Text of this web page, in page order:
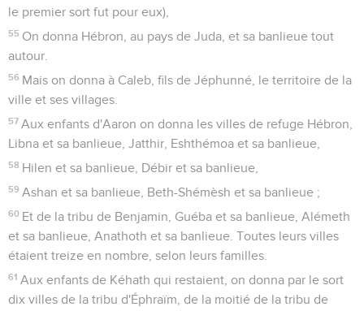
le premier sort fut pour eux),
55 On donna Hébron, au pays de Juda, et sa banlieue tout
autour.
56 Mais on donna à Caleb, fils de Jéphunné, le territoire de la
ville et ses villages.
57 Aux enfants d'Aaron on donna les villes de refuge Hébron,
Libna et sa banlieue, Jatthir, Eshthémoa et sa banlieue,
58 Hilen et sa banlieue, Débir et sa banlieue,
59 Ashan et sa banlieue, Beth-Shémèsh et sa banlieue ;
60 Et de la tribu de Benjamin, Guéba et sa banlieue, Alémeth
et sa banlieue, Anathoth et sa banlieue. Toutes leurs villes
étaient treize en nombre, selon leurs familles.
61 Aux enfants de Kéhath qui restaient, on donna par le sort
dix villes de la tribu d'Éphraïm, de la moitié de la tribu de